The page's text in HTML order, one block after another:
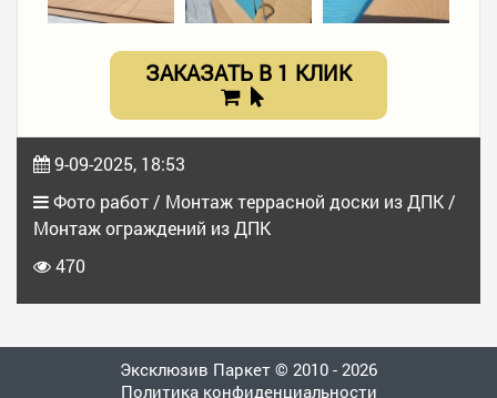
ЗАКАЗАТЬ В 1 КЛИК
9-09-2025, 18:53
Фото работ / Монтаж террасной доски из ДПК /
Монтаж ограждений из ДПК
470
Эксклюзив Паркет © 2010 - 2026
Политика конфиденциальности